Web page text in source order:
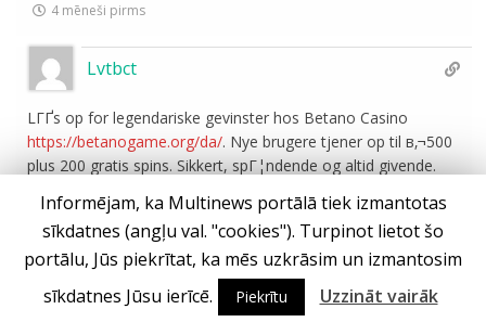
4 mēneši pirms
Lvtbct
LГҐs op for legendariske gevinster hos Betano Casino
https://betanogame.org/da/. Nye brugere tjener op til в‚¬500
plus 200 gratis spins. Sikkert, spГ¦ndende og altid givende.
0 Atbildēt
4 mēneši pirms
Iewmbj
Informējam, ka Multinews portālā tiek izmantotas
sīkdatnes (angļu val. "cookies"). Turpinot lietot šo
portālu, Jūs piekrītat, ka mēs uzkrāsim un izmantosim
sīkdatnes Jūsu ierīcē.
Piekrītu Uzzināt vairāk